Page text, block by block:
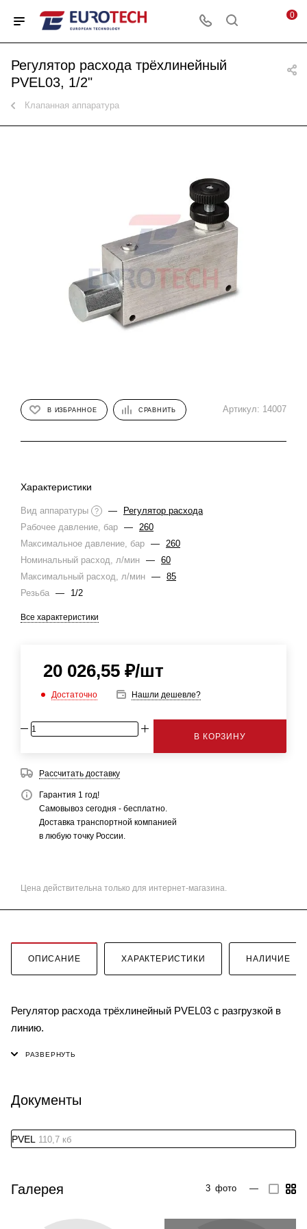
0
Регулятор расхода трёхлинейный
PVEL03, 1/2"
Клапанная аппаратура
В ИЗБРАННОЕ СРАВНИТЬ Артикул: 14007
Характеристики
Вид аппаратуры ? —
Регулятор расхода
Рабочее давление, бар — 260
Максимальное давление, бар — 260
Номинальный расход, л/мин — 60
Максимальный расход, л/мин — 85
Резьба — 1/2
Все характеристики
20 026,55 ₽/шт
Достаточно Нашли дешевле?
В КОРЗИНУ
Рассчитать доставку
Гарантия 1 год!
Самовывоз сегодня - бесплатно.
Доставка транспортной компанией
в любую точку России.
Цена действительна только для интернет-магазина.
ОПИСАНИЕ ХАРАКТЕРИСТИКИ НАЛИЧИЕ
Регулятор расхода трёхлинейный PVEL03 с разгрузкой в
линию.
Документы
PVEL 110,7 кб
Галерея 3 фото —